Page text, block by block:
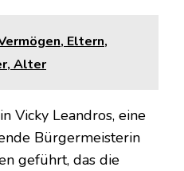
Eltern,
Alter
Vicky Leandros, eine
Bürgermeisterin
geführt, das die